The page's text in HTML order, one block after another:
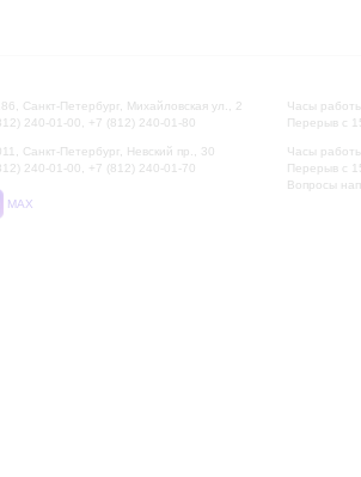
Санкт-Петербург, Михайловская ул., 2
240-01-00, +7 (812) 240-01-80
Санкт-Петербург, Невский пр., 30
240-01-00, +7 (812) 240-01-70
MAX
Часы
Перерыв с
Часы
Перерыв с
Вопросы